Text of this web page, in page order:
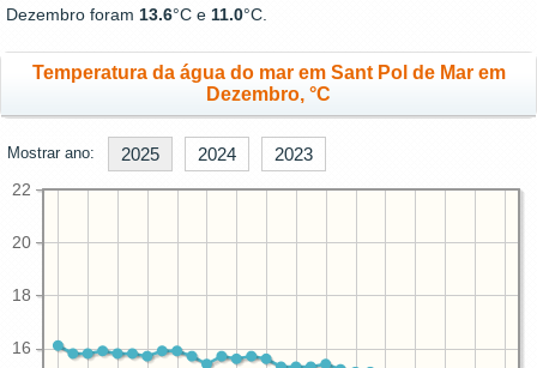
Dezembro foram 13.6°C e 11.0°C.
Temperatura da água do mar em Sant Pol de Mar em
Dezembro, °C
Mostrar ano: 2025 2024 2023
16
18
20
22